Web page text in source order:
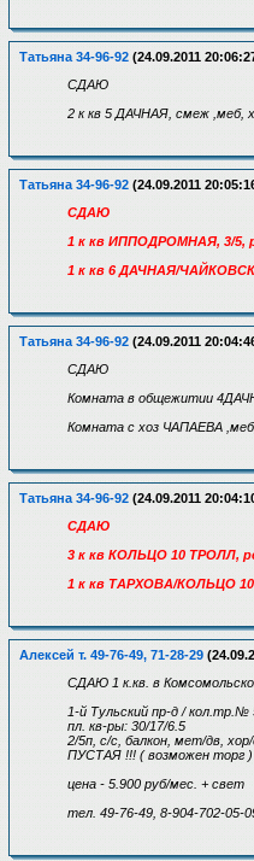
Татьяна 34-96-92 (24.09.2011
СДАЮ
2 к кв 5 ДАЧНАЯ, смеж ,меб,
Татьяна 34-96-92 (24.09.2011
СДАЮ
1 к кв ИППОДРОМНАЯ, 3/5,
1 к кв 6 ДАЧНАЯ/
Татьяна 34-96-92 (24.09.2011
СДАЮ
Комната в общежитии
Комната с хоз ЧАПАЕВА
Татьяна 34-96-92 (24.09.2011
СДАЮ
3 к кв КОЛЬЦО 10 ТРОЛЛ,
1 к кв ТАРХОВА/КОЛЬЦО 10
Алексей т. 49-76-49, 71-28-29
СДАЮ 1 к.кв. в
1-й Тульский пр-д / кол.тр.№
пл. кв-ры: 30/17/6.5
2/5п, с/с, балкон, мет/дв,
ПУСТАЯ !!! ( возможен торг )
цена - 5.900 руб/мес. + свет
тел. 49-76-49, 8-904-702-05-